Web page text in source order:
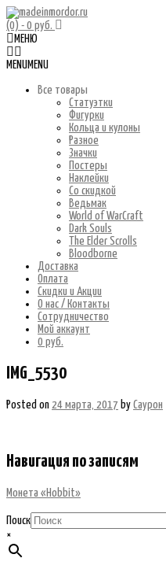
(0) - 0 руб.
МЕНЮ
MENU MENU
Все товары
Статуэтки
Фигурки
Кольца и кулоны
Разное
Значки
Постеры
Наклейки
Со скидкой
Ведьмак
World of WarCraft
Dark Souls
The Elder Scrolls
Bloodborne
Доставка
Оплата
Скидки и Акции
О нас / Контакты
Сотрудничество
Мой аккаунт
0 руб.
IMG_5530
Posted on 24 марта, 2017 by Саурон
Навигация по записям
Монета «Hobbit»
Поиск
×